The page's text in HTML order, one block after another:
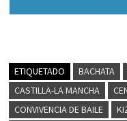
ETIQUETADO BACHATA
CASTILLA-LA MANCHA
CONVIVENCIA DE BAILE